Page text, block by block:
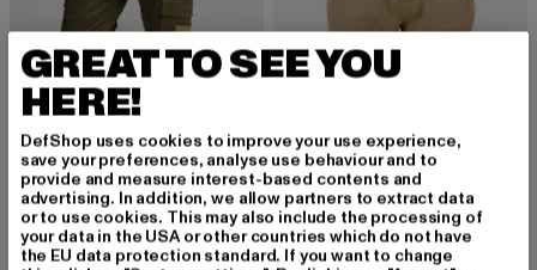
DENIM PROJECT
GREAT TO SEE YOU
HERE!
DefShop uses cookies to improve your use experience,
save your preferences, analyse use behaviour and to
provide and measure interest-based contents and
advertising. In addition, we allow partners to extract data
or to use cookies. This may also include the processing of
your data in the USA or other countries which do not have
the EU data protection standard. If you want to change